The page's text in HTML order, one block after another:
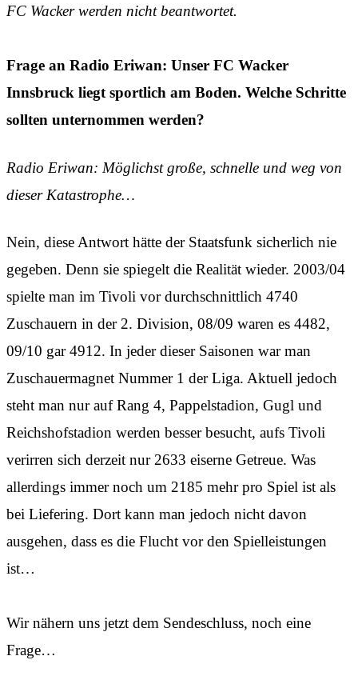
FC Wacker werden nicht beantwortet.
Frage an Radio Eriwan: Unser FC Wacker
Innsbruck liegt sportlich am Boden. Welche Schritte
sollten unternommen werden?
Radio Eriwan: Möglichst große, schnelle und weg von
dieser Katastrophe…
Nein, diese Antwort hätte der Staatsfunk sicherlich nie
gegeben. Denn sie spiegelt die Realität wieder. 2003/04
spielte man im Tivoli vor durchschnittlich 4740
Zuschauern in der 2. Division, 08/09 waren es 4482,
09/10 gar 4912. In jeder dieser Saisonen war man
Zuschauermagnet Nummer 1 der Liga. Aktuell jedoch
steht man nur auf Rang 4, Pappelstadion, Gugl und
Reichshofstadion werden besser besucht, aufs Tivoli
verirren sich derzeit nur 2633 eiserne Getreue. Was
allerdings immer noch um 2185 mehr pro Spiel ist als
bei Liefering. Dort kann man jedoch nicht davon
ausgehen, dass es die Flucht vor den Spielleistungen
ist…
Wir nähern uns jetzt dem Sendeschluss, noch eine
Frage…